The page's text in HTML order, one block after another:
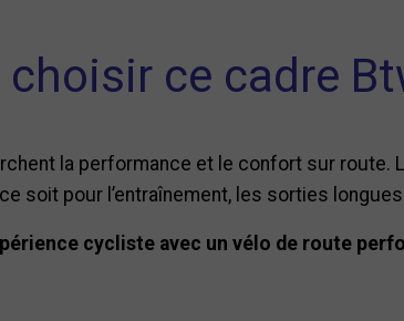
ce cadre
la performance et le confort sur route.
soit pour l’entraînement, les sorties
cycliste avec un vélo de route